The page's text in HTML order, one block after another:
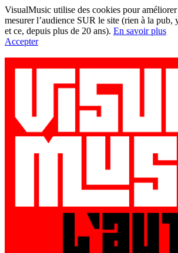
VisualMusic utilise des cookies pour
mesurer l’audience SUR le site (rien à la pub,
et ce, depuis plus de 20 ans). En savoir plus
Accepter